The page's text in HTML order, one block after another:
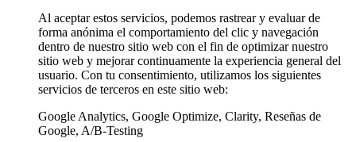
Al aceptar estos servicios, podemos rastrear y evaluar de
forma anónima el comportamiento del clic y navegación
dentro de nuestro sitio web con el fin de optimizar nuestro
sitio web y mejorar continuamente la experiencia general del
usuario. Con tu consentimiento, utilizamos los siguientes
servicios de terceros en este sitio web:
Google Analytics, Google Optimize, Clarity, Reseñas de
Google, A/B-Testing